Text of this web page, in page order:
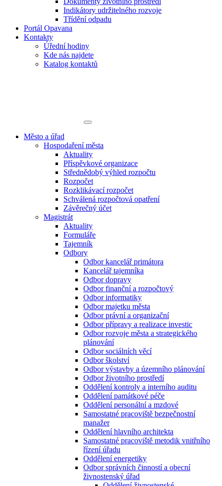
Indikátory udržitelného rozvoje
Třídění odpadu
Portál Opavana
Kontakty
Úřední hodiny
Kde nás najdete
Katalog kontaktů
Město a úřad
Hospodaření města
Aktuality
Příspěvkové organizace
Střednědobý výhled rozpočtu
Rozpočet
Rozklikávací rozpočet
Schválená rozpočtová opatření
Závěrečný účet
Magistrát
Aktuality
Formuláře
Tajemník
Odbory
Odbor kancelář primátora
Kancelář tajemníka
Odbor dopravy
Odbor finanční a rozpočtový
Odbor informatiky
Odbor majetku města
Odbor právní a organizační
Odbor přípravy a realizace investic
Odbor rozvoje města a strategického
plánování
Odbor sociálních věcí
Odbor školství
Odbor výstavby a územního plánování
Odbor životního prostředí
Oddělení kontroly a interního auditu
Oddělení památkové péče
Oddělení personální a mzdové
Samostatné pracoviště bezpečnostní
manažer
Oddělení hlavního architekta
Samostatné pracoviště metodik vnitřního
řízení úřadu
Oddělení energetiky
Odbor správních činností a obecní
živnostenský úřad